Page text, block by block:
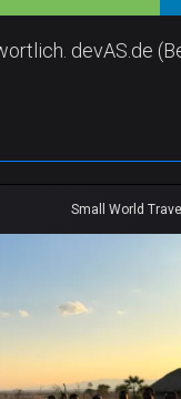
devAS.de
Small World